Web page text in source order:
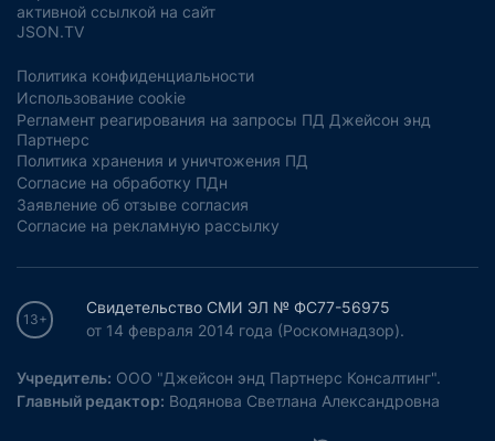
активной ссылкой на сайт
JSON.TV
Политика конфиденциальности
Использование cookie
Регламент реагирования на запросы ПД Джейсон энд
Партнерс
Политика хранения и уничтожения ПД
Согласие на обработку ПДн
Заявление об отзыве согласия
Согласие на рекламную рассылку
13+
Свидетельство СМИ ЭЛ № ФС77-56975
от 14 февраля 2014 года (Роскомнадзор).
Учредитель: ООО "Джейсон энд Партнерс Консалтинг".
Главный редактор: Водянова Светлана Александровна